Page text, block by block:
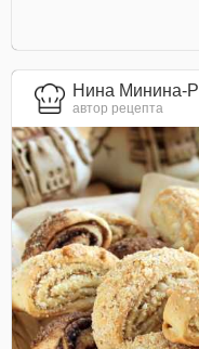
Нина Минина-Р
автор рецепта